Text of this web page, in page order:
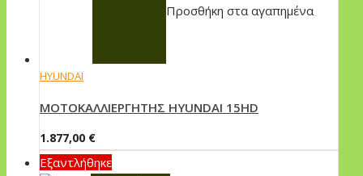
Προσθήκη στα αγαπημένα
HYUNDAI
MOTOKAΛΛIEPΓHTHΣ HYUNDAI 15HD
1.877,00 €
Εξαντλήθηκε